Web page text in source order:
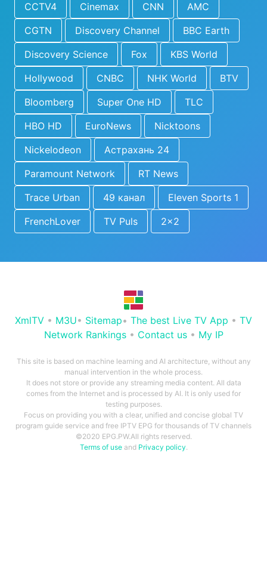
CCTV4 Cinemax CNN
AMC
CGTN
Discovery Channel
BBC Earth
Discovery Science
Fox
KBS World
Hollywood
CNBC NHK World
BTV
Bloomberg
Super One HD
TLC
HBO HD
EuroNews
Nicktoons
Nickelodeon
Астрахань 24
Paramount Network
RT News
Trace Urban
49 канал
Eleven Sports 1
FrenchLover
TV Puls 2x2
XmlTV • M3U• Sitemap• The best Live TV App • TV
Network Rankings• Contact us• My IP
This site is based on machine learning and AI architecture, without any
manual intervention in the whole process.
It does not store or provide any streaming media content. All data
comes from the Internet and is processed by AI. It is only used for
testing purposes.
Focus on providing you with a clear, unified and concise global TV
program guide service and free IPTV EPG for thousands of TV channels
©2020 EPG.PW.All rights reserved.
Terms of useand Privacy policy.